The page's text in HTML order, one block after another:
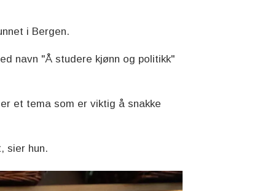
i Bergen.
navn "Å studere kjønn og politikk"
et tema som er viktig å snakke
sier hun.